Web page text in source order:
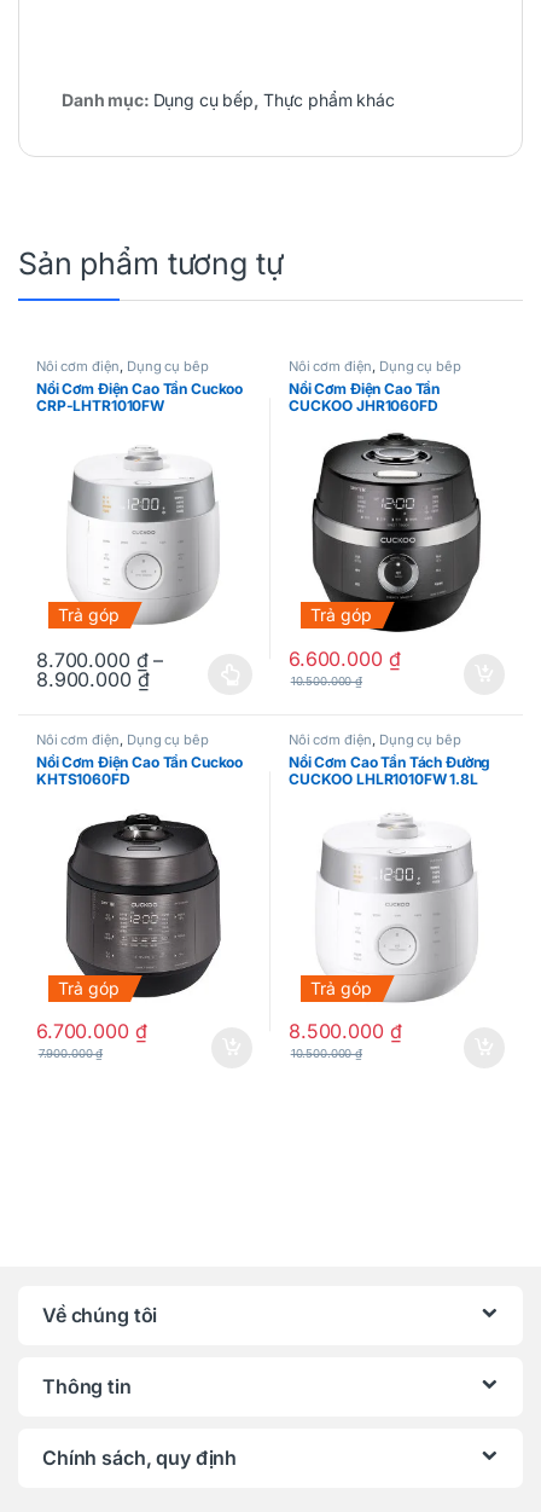
Danh mục: Dụng cụ bếp, Thực phẩm khác
Sản phẩm tương tự
Nồi cơm điện, Dụng cụ bếp
Nồi Cơm Điện Cao Tần Cuckoo
CRP-LHTR1010FW
Trả góp
8.700.000 ₫–
8.900.000 ₫
Sản phẩm này có nhiều biến thể. Các tùy chọn có thể được
Nồi cơm điện, Dụng cụ bếp
Nồi Cơm Điện Cao Tần
CUCKOO JHR1060FD
Trả góp
6.600.000 ₫
10.500.000₫
Nồi cơm điện, Dụng cụ bếp
Nồi Cơm Điện Cao Tần Cuckoo
KHTS1060FD
Trả góp
6.700.000 ₫
7.900.000₫
Nồi cơm điện, Dụng cụ bếp
Nồi Cơm Cao Tần Tách Đường
CUCKOO LHLR1010FW 1.8L
Trả góp
8.500.000 ₫
10.500.000₫
Về chúng tôi
Thông tin
Chính sách, quy định